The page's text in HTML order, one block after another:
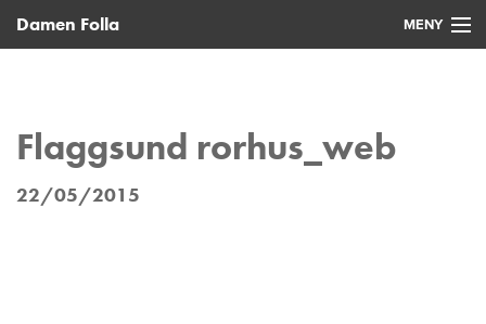
Damen Folla MENY
Brukte fartøy
Flaggsund rorhus_web
22/05/2015